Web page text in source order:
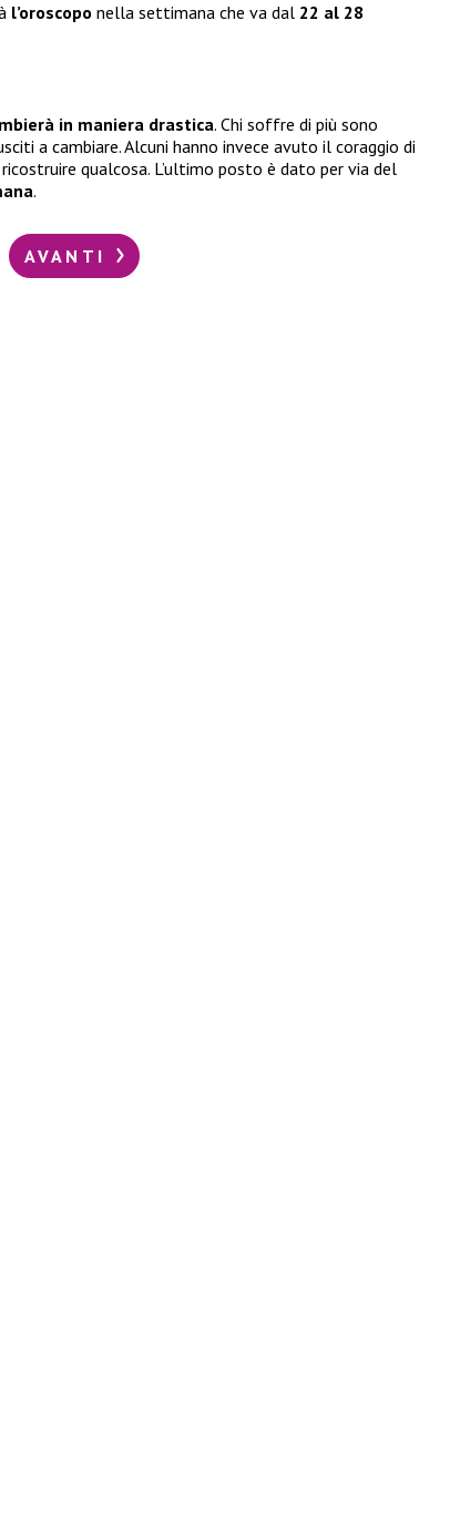
l’oroscopo nella settimana che va dal 22 al 28
in maniera drastica. Chi soffre di più sono
a cambiare. Alcuni hanno invece avuto il coraggio di
qualcosa. L’ultimo posto è dato per via del
.
AVANTI